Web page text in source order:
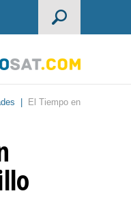
El Tiempo en